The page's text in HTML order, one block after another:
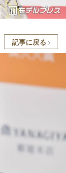
記事に戻る